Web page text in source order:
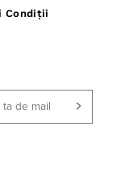
Condiții